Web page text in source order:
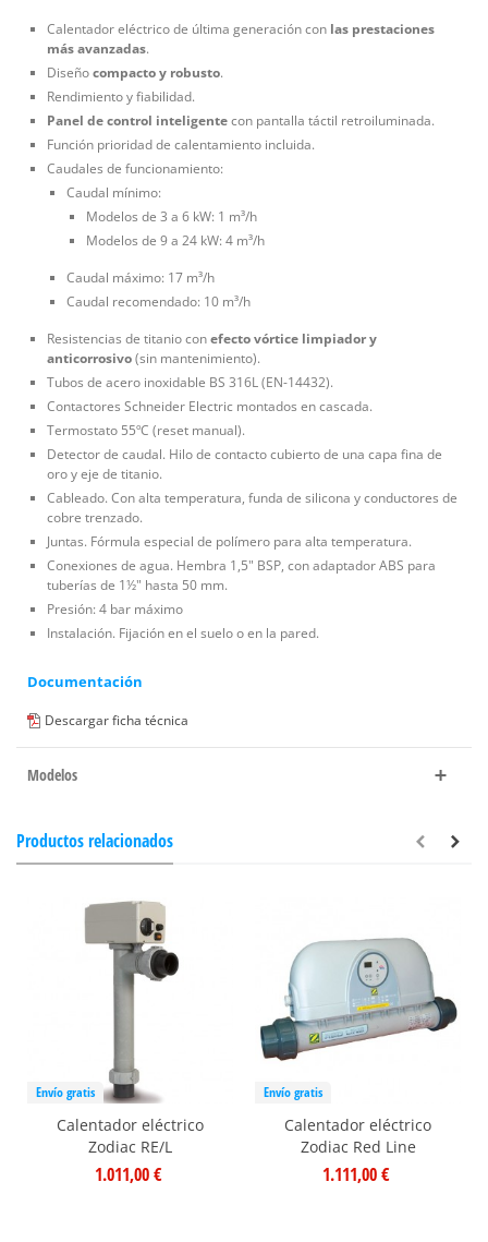
Calentador eléctrico de última generación con las prestaciones
más avanzadas.
Diseñocompacto y robusto.
Rendimiento y fiabilidad.
Panel de control inteligentecon pantalla táctil retroiluminada.
Función prioridad de calentamiento incluida.
Caudales de funcionamiento:
Caudal mínimo:
Modelos de 3 a 6 kW: 1 m³/h
Modelos de 9 a 24 kW: 4 m³/h
Caudal máximo: 17 m³/h
Caudal recomendado: 10 m³/h
Resistencias de titanio conefecto vórtice limpiador y
anticorrosivo(sin mantenimiento).
Tubos de acero inoxidable BS 316L (EN-14432).
Contactores Schneider Electric montados en cascada.
Termostato 55ºC (reset manual).
Detector de caudal. Hilo de contacto cubierto de una capa fina de
oro y eje de titanio.
Cableado. Con alta temperatura, funda de silicona y conductores de
cobre trenzado.
Juntas. Fórmula especial de polímero para alta temperatura.
Conexiones de agua. Hembra 1,5" BSP, con adaptador ABS para
tuberías de 1½" hasta 50 mm.
Presión: 4 bar máximo
Instalación. Fijación en el suelo o en la pared.
Documentación
Descargar ficha técnica
Modelos
Productos relacionados
Envío gratis
Calentador eléctrico
Zodiac RE/L
1.011,00 €
Envío gratis
Calentador eléctrico
Zodiac Red Line
1.111,00 €